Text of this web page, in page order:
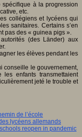
à la progression
etc.
collégiens et lycéens qui
sanitaires. Certains s’en
pas des « guinea pigs ».
(des Länder) aux
les élèves pendant les
conseille le gouvernement,
enfants transmettaient
jeté le trouble et
de l’école
lycéens allemands
reopen in pandemic